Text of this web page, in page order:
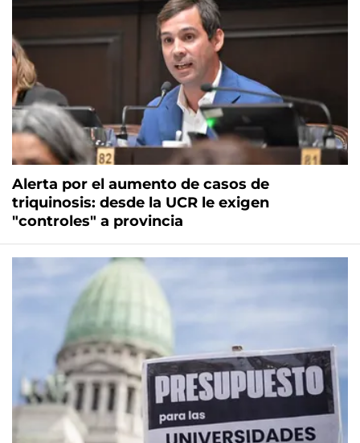
Alerta por el aumento de casos de
triquinosis: desde la UCR le exigen
"controles" a provincia